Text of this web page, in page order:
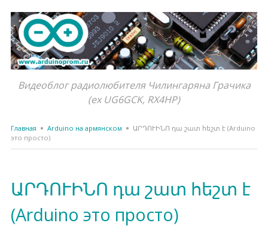
Видеоблог радиолюбителя Чилингаряна Грачика
(ex UG6GCK, RX4HP)
Главная Arduino на армянском
ԱՐԴՈՒԻՆՈ դա շատ հեշտ է (Arduino
это просто)
ԱՐԴՈՒԻՆՈ դա շատ հեշտ է
(Arduino это просто)